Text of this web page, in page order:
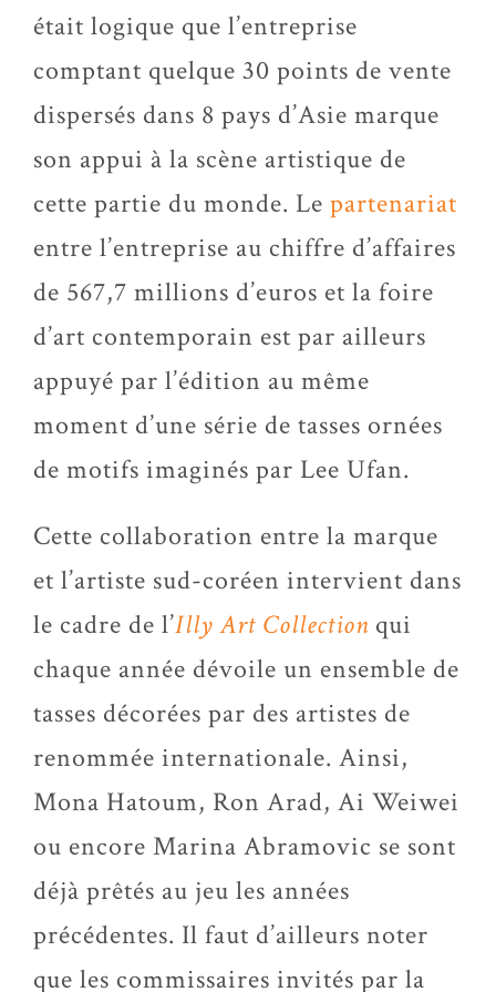
était logique que l’entreprise
comptant quelque 30 points de vente
dispersés dans 8 pays d’Asie marque
son appui à la scène artistique de
cette partie du monde. Le partenariat
entre l’entreprise au chiffre d’affaires
de 567,7 millions d’euros et la foire
d’art contemporain est par ailleurs
appuyé par l’édition au même
moment d’une série de tasses ornées
de motifs imaginés par Lee Ufan.
Cette collaboration entre la marque
et l’artiste sud-coréen intervient dans
le cadre de l’Illy Art Collection qui
chaque année dévoile un ensemble de
tasses décorées par des artistes de
renommée internationale. Ainsi,
Mona Hatoum, Ron Arad, Ai Weiwei
ou encore Marina Abramovic se sont
déjà prêtés au jeu les années
précédentes. Il faut d’ailleurs noter
que les commissaires invités par la